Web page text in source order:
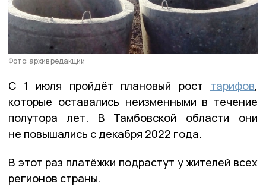
Фото: архив редакции
С 1 июля пройдёт плановый рост тарифов,
которые оставались неизменными в течение
полутора лет. В Тамбовской области они
не повышались с декабря 2022 года.
В этот раз платёжки подрастут у жителей всех
регионов страны.